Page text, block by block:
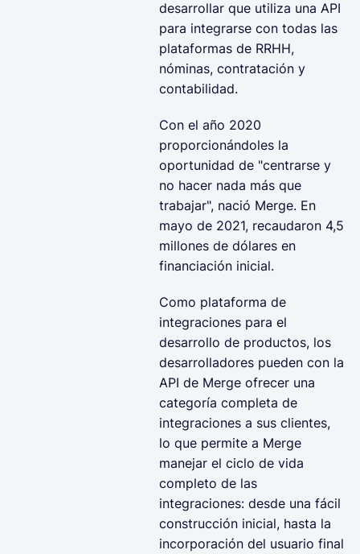
desarrollar que utiliza una API
para integrarse con todas las
plataformas de RRHH,
nóminas, contratación y
contabilidad.
Con el año 2020
proporcionándoles la
oportunidad de "centrarse y
no hacer nada más que
trabajar", nació Merge. En
mayo de 2021, recaudaron 4,5
millones de dólares en
financiación inicial.
Como plataforma de
integraciones para el
desarrollo de productos, los
desarrolladores pueden con la
API de Merge ofrecer una
categoría completa de
integraciones a sus clientes,
lo que permite a Merge
manejar el ciclo de vida
completo de las
integraciones: desde una fácil
construcción inicial, hasta la
incorporación del usuario final